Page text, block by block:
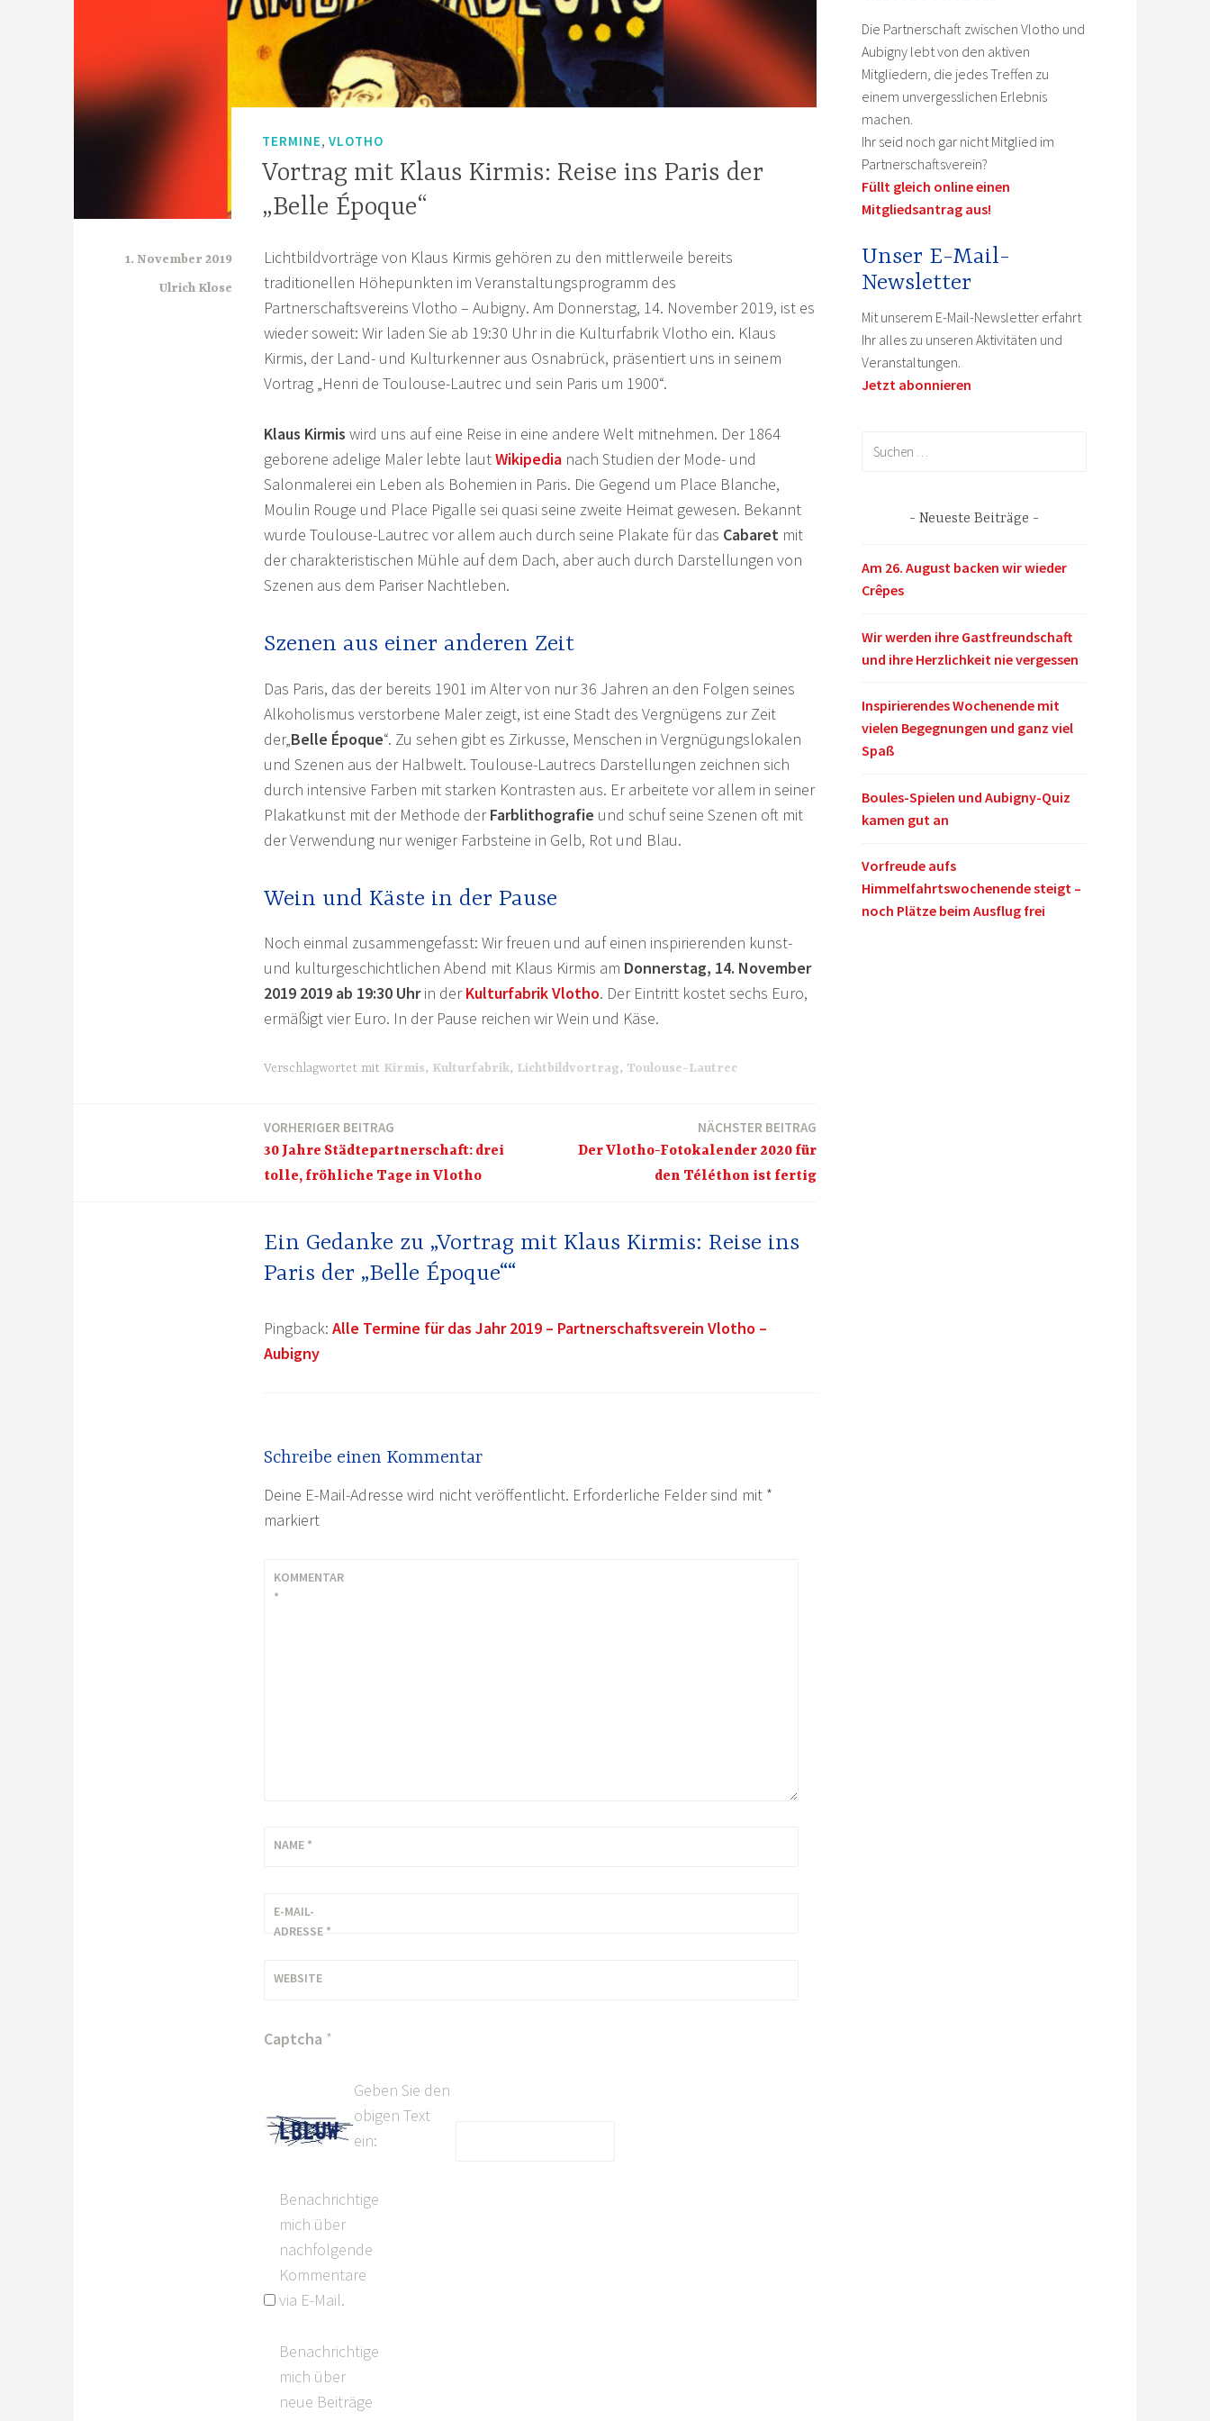
TERMINE,VLOTHO
Vortrag mit Klaus Kirmis: Reise ins Paris der
„Belle Époque“
1. November 2019
Ulrich Klose
Lichtbildvorträge von Klaus Kirmis gehören zu den mittlerweile bereits
traditionellen Höhepunkten im Veranstaltungsprogramm des
Partnerschaftsvereins Vlotho – Aubigny. Am Donnerstag, 14. November 2019, ist es
wieder soweit: Wir laden Sie ab 19:30 Uhr in die Kulturfabrik Vlotho ein. Klaus
Kirmis, der Land- und Kulturkenner aus Osnabrück, präsentiert uns in seinem
Vortrag „Henri de Toulouse-Lautrec und sein Paris um 1900“.
Klaus Kirmis wird uns auf eine Reise in eine andere Welt mitnehmen. Der 1864
geborene adelige Maler lebte lautWikipedia nach Studien der Mode- und
Salonmalerei ein Leben als Bohemien in Paris. Die Gegend um Place Blanche,
Moulin Rouge und Place Pigalle sei quasi seine zweite Heimat gewesen. Bekannt
wurde Toulouse-Lautrec vor allem auch durch seine Plakate für das Cabaret mit
der charakteristischen Mühle auf dem Dach, aber auch durch Darstellungen von
Szenen aus dem Pariser Nachtleben.
Szenen aus einer anderen Zeit
Das Paris, das der bereits 1901 im Alter von nur 36 Jahren an den Folgen seines
Alkoholismus verstorbene Maler zeigt, ist eine Stadt des Vergnügens zur Zeit
der„Belle Époque“. Zu sehen gibt es Zirkusse, Menschen in Vergnügungslokalen
und Szenen aus der Halbwelt. Toulouse-Lautrecs Darstellungen zeichnen sich
durch intensive Farben mit starken Kontrasten aus. Er arbeitete vor allem in seiner
Plakatkunst mit der Methode derFarblithografie und schuf seine Szenen oft mit
der Verwendung nur weniger Farbsteine in Gelb, Rot und Blau.
Wein und Käste in der Pause
Noch einmal zusammengefasst: Wir freuen und auf einen inspirierenden kunst-
und kulturgeschichtlichen Abend mit Klaus Kirmis am Donnerstag, 14. November
2019 2019 ab 19:30 Uhrin derKulturfabrik Vlotho. Der Eintritt kostet sechs Euro,
ermäßigt vier Euro. In der Pause reichen wir Wein und Käse.
Verschlagwortet mit Kirmis, Kulturfabrik, Lichtbildvortrag, Toulouse-Lautrec
BeitragsnavigationVORHERIGER BEITRAG
30 Jahre Städtepartnerschaft: drei
tolle, fröhliche Tage in Vlotho
NÄCHSTER BEITRAG
Der Vlotho-Fotokalender 2020 für
den Téléthon ist fertig
Ein Gedanke zu „Vortrag mit Klaus Kirmis: Reise ins
Paris der „Belle Époque““
Pingback: Alle Termine für das Jahr 2019 – Partnerschaftsverein Vlotho –
Aubigny
Schreibe einen Kommentar
Deine E-Mail-Adresse wird nicht veröffentlicht. Erforderliche Felder sind mit *
markiert
KOMMENTAR
*
NAME *
E-MAIL-
ADRESSE *
WEBSITE
Captcha *
Geben Sie den
obigen Text
ein:
Benachrichtige
mich über
nachfolgende
Kommentare
via E-Mail.
Benachrichtige
mich über
neue Beiträge
Die Partnerschaft zwischen Vlotho und
Aubigny lebt von den aktiven
Mitgliedern, die jedes Treffen zu
einem unvergesslichen Erlebnis
machen.
Ihr seid noch gar nicht Mitglied im
Partnerschaftsverein?
Füllt gleich online einen
Mitgliedsantrag aus!
Unser E-Mail-
Newsletter
Mit unserem E-Mail-Newsletter erfahrt
Ihr alles zu unseren Aktivitäten und
Veranstaltungen.
Jetzt abonnieren
Neueste Beiträge
Am 26. August backen wir wieder
Crêpes
Wir werden ihre Gastfreundschaft
und ihre Herzlichkeit nie vergessen
Inspirierendes Wochenende mit
vielen Begegnungen und ganz viel
Spaß
Boules-Spielen und Aubigny-Quiz
kamen gut an
Vorfreude aufs
Himmelfahrtswochenende steigt –
noch Plätze beim Ausflug frei